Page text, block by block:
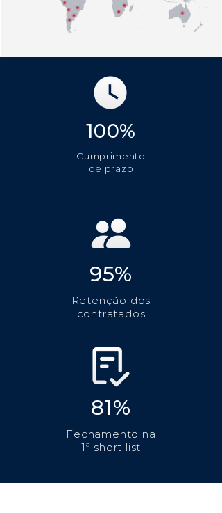
100%
Cumprimento
de prazo
95%
Retenção dos
contratados
81%
Fechamento na
1ª short list